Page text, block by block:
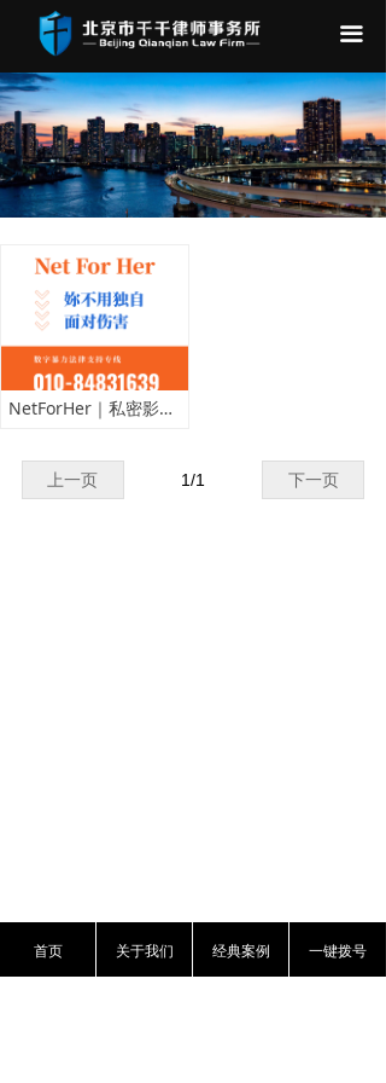
끀
NetForHer｜私密影像流向境外平台，如何开展跨境调查取证？
上一页 下一页
1/1
首页 关于我们 经典案例 一键拨号